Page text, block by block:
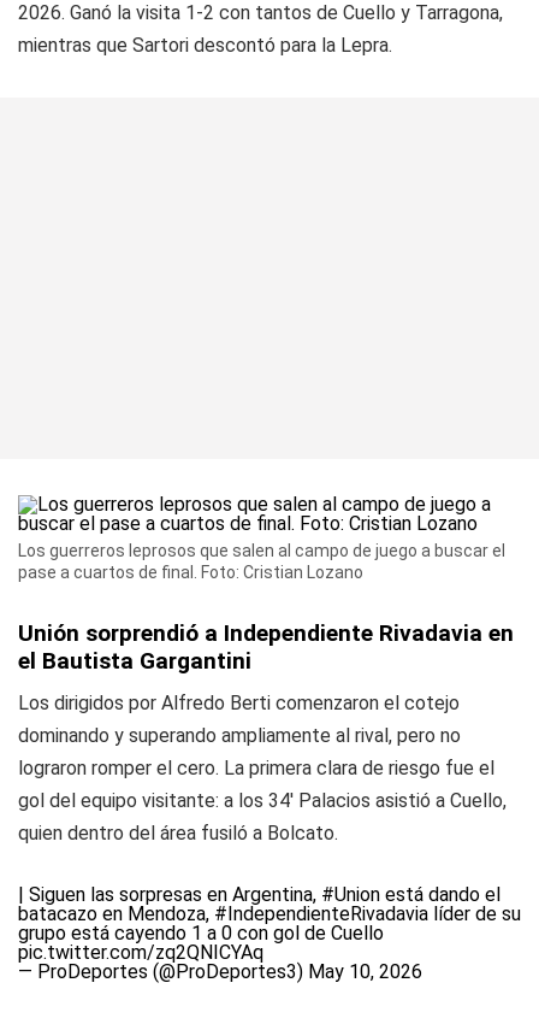
2026. Ganó la visita 1-2 con tantos de Cuello y Tarragona,
mientras que Sartori descontó para la Lepra.
Los guerreros leprosos que salen al campo de juego a buscar el
pase a cuartos de final. Foto: Cristian Lozano
Unión sorprendió a Independiente Rivadavia en
el Bautista Gargantini
Los dirigidos por Alfredo Berti comenzaron el cotejo
dominando y superando ampliamente al rival, pero no
lograron romper el cero. La primera clara de riesgo fue el
gol del equipo visitante: a los 34' Palacios asistió a Cuello,
quien dentro del área fusiló a Bolcato.
| Siguen las sorpresas en Argentina, #Union está dando el
batacazo en Mendoza, #IndependienteRivadavia líder de su
grupo está cayendo 1 a 0 con gol de Cuello
pic.twitter.com/zq2QNICYAq
— ProDeportes (@ProDeportes3) May 10, 2026